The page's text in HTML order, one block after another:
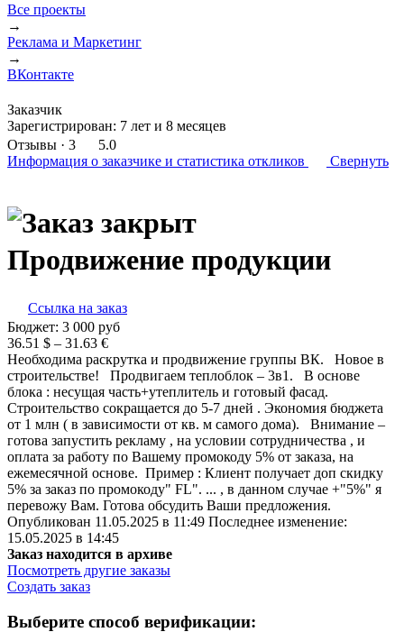
Все проекты
→
Реклама и Маркетинг
→
ВКонтакте
Заказчик
Зарегистрирован: 7 лет и 8 месяцев
Отзывы · 3
5.0
Информация о заказчике и статистика откликов Свернуть
Продвижение продукции
Ссылка на заказ
Бюджет: 3 000 руб
36.51 $ – 31.63 €
Необходима раскрутка и продвижение группы ВК. Новое в
строительстве! Продвигаем теплоблок – 3в1. В основе
блока : несущая часть+утеплитель и готовый фасад.
Строительство сокращается до 5-7 дней . Экономия бюджета
от 1 млн ( в зависимости от кв. м самого дома). Внимание –
готова запустить рекламу , на условии сотрудничества , и
оплата за работу по Вашему промокоду 5% от заказа, на
ежемесячной основе. Пример : Клиент получает доп скидку
5% за заказ по промокоду" FL". ... , в данном случае +"5%" я
перевожу Вам. Готова обсудить Ваши предложения.
Опубликован 11.05.2025 в 11:49 Последнее изменение:
15.05.2025 в 14:45
Заказ находится в архиве
Посмотреть другие заказы
Создать заказ
Выберите способ верификации: